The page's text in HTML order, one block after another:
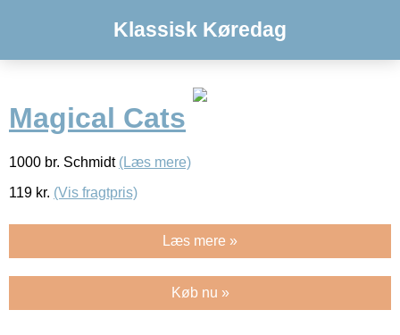
Klassisk Køredag
Magical Cats
1000 br. Schmidt (Læs mere)
119 kr. (Vis fragtpris)
Læs mere »
Køb nu »